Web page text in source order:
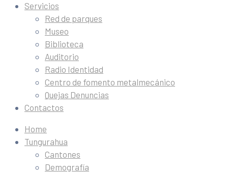
Servicios
Red de parques
Museo
Biblioteca
Auditorio
Radio Identidad
Centro de fomento metalmecánico
Quejas Denuncias
Contactos
Home
Tungurahua
Cantones
Demografía